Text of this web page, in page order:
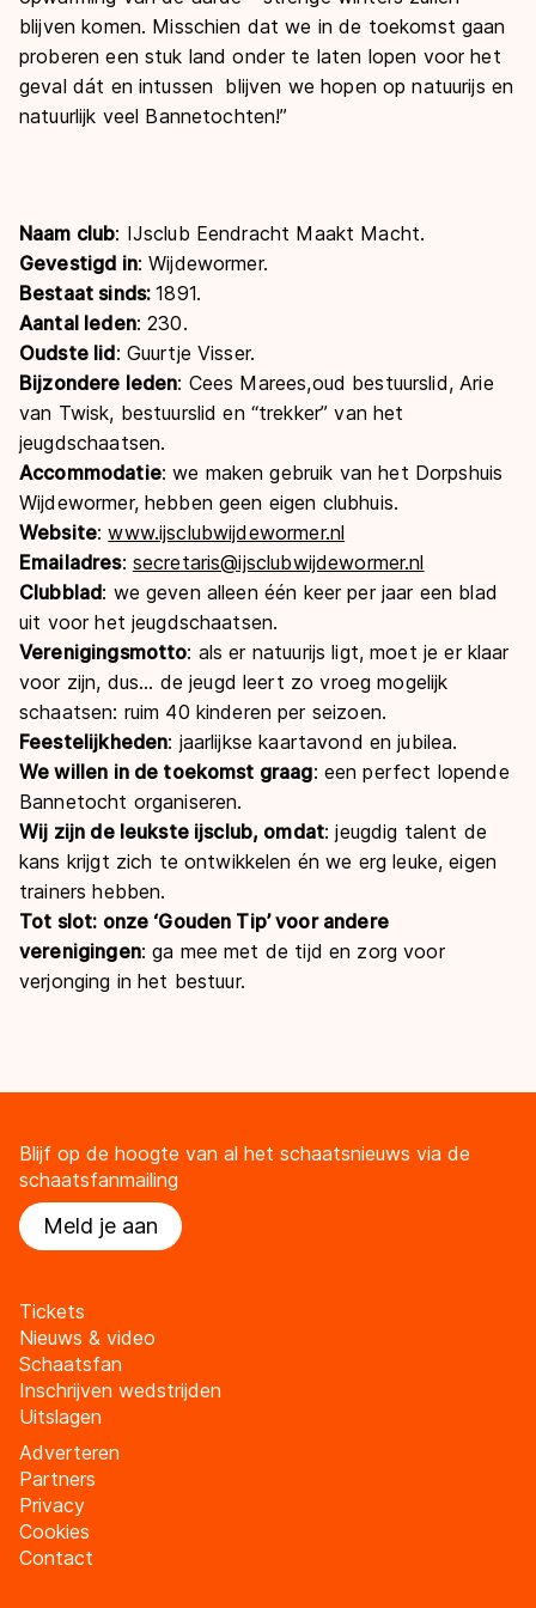
blijven komen. Misschien dat we in de toekomst gaan
proberen een stuk land onder te laten lopen voor het
geval dát en intussen blijven we hopen op natuurijs en
natuurlijk veel Bannetochten!”
Naam club: IJsclub Eendracht Maakt Macht.
Gevestigd in: Wijdewormer.
Bestaat sinds:1891.
Aantal leden: 230.
Oudste lid: Guurtje Visser.
Bijzondere leden: Cees Marees,oud bestuurslid, Arie
van Twisk, bestuurslid en “trekker” van het
jeugdschaatsen.
Accommodatie: we maken gebruik van het Dorpshuis
Wijdewormer, hebben geen eigen clubhuis.
Website:www.ijsclubwijdewormer.nl
Emailadres: secretaris@ijsclubwijdewormer.nl
Clubblad: we geven alleen één keer per jaar een blad
uit voor het jeugdschaatsen.
Verenigingsmotto: als er natuurijs ligt, moet je er klaar
voor zijn, dus... de jeugd leert zo vroeg mogelijk
schaatsen: ruim 40 kinderen per seizoen.
Feestelijkheden: jaarlijkse kaartavond en jubilea.
We willen in de toekomst graag: een perfect lopende
Bannetocht organiseren.
Wij zijn de leukste ijsclub, omdat: jeugdig talent de
kans krijgt zich te ontwikkelen én we erg leuke, eigen
trainers hebben.
Tot slot: onze ‘Gouden Tip’ voor andere
verenigingen: ga mee met de tijd en zorg voor
verjonging in het bestuur.
Blijf op de hoogte van al het schaatsnieuws via de
schaatsfanmailing
Meld je aan
Tickets
Nieuws & video
Schaatsfan
Inschrijven wedstrijden
Uitslagen
Adverteren
Partners
Privacy
Cookies
Contact